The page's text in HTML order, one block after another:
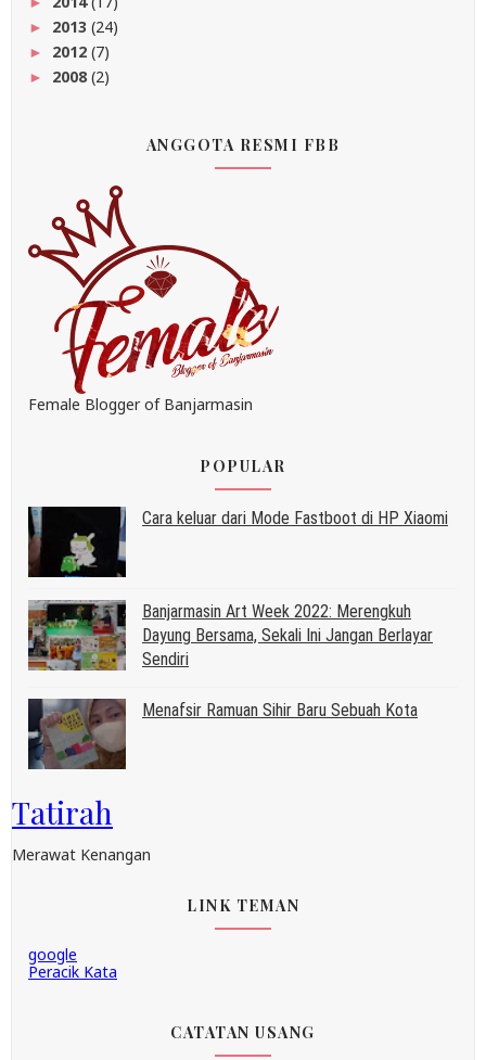
► 2013 (24)
► 2012 (7)
► 2008 (2)
ANGGOTA RESMI FBB
Female Blogger of Banjarmasin
POPULAR
Cara keluar dari Mode Fastboot di HP Xiaomi
Banjarmasin Art Week 2022: Merengkuh
Dayung Bersama, Sekali Ini Jangan Berlayar
Sendiri
Menafsir Ramuan Sihir Baru Sebuah Kota
Tatirah
Merawat Kenangan
LINK TEMAN
google
Peracik Kata
CATATAN USANG